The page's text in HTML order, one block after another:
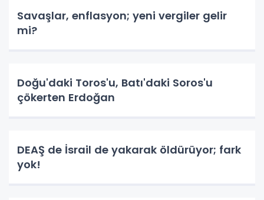
Savaşlar, enflasyon; yeni vergiler gelir
mi?
Doğu'daki Toros'u, Batı'daki Soros'u
çökerten Erdoğan
DEAŞ de İsrail de yakarak öldürüyor; fark
yok!